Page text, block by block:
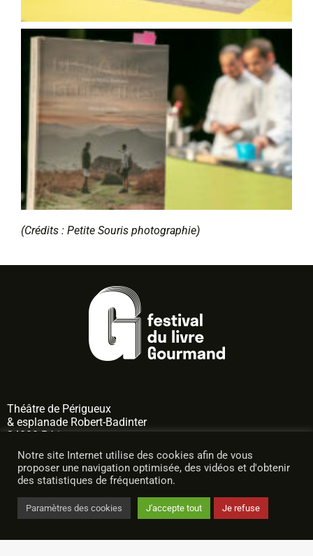
(Crédits : Petite Souris photographie)
Théâtre de Périgueux
& esplanade Robert-Badinter
24000 Périgueux
nous suivre
Notre site Internet utilise des cookies afin de vous
proposer une navigation optimisée, des vidéos et d'obtenir
des statistiques de fréquentation.
Paramètres des cookies J'accepte tout Je refuse